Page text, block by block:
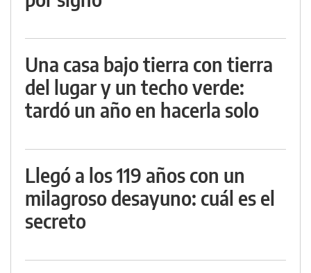
Una casa bajo tierra con tierra
del lugar y un techo verde:
tardó un año en hacerla solo
Llegó a los 119 años con un
milagroso desayuno: cuál es el
secreto